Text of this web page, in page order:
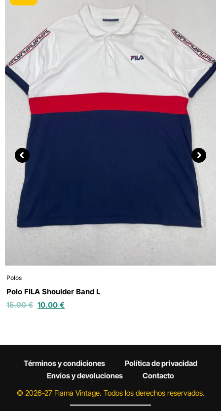
Polos
Polo FILA Shoulder Band L
15.00€ 10.00€
Términos y condiciones
Política de privacidad
Envíos y devoluciones
Contacto
© 2026-27 Flama Vintage. Todos los derechos reservados.